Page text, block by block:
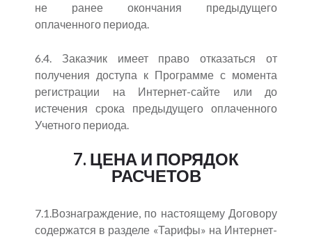
не ранее окончания предыдущего
оплаченного периода.
6.4. Заказчик имеет право отказаться от
получения доступа к Программе с момента
регистрации на Интернет-сайте или до
истечения срока предыдущего оплаченного
Учетного периода.
7. ЦЕНА И ПОРЯДОК
РАСЧЕТОВ
7.1.Вознаграждение, по настоящему Договору
содержатся в разделе «Тарифы» на Интернет-